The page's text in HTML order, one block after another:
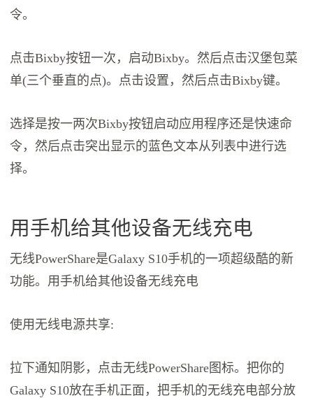
令。
点击Bixby按钮一次，启动Bixby。然后点击汉堡包菜
单(三个垂直的点)。点击设置，然后点击Bixby键。
选择是按一两次Bixby按钮启动应用程序还是快速命
令，然后点击突出显示的蓝色文本从列表中进行选
择。
用手机给其他设备无线充电
无线PowerShare是Galaxy S10手机的一项超级酷的新
功能。用手机给其他设备无线充电
使用无线电源共享:
拉下通知阴影，点击无线PowerShare图标。把你的
Galaxy S10放在手机正面，把手机的无线充电部分放